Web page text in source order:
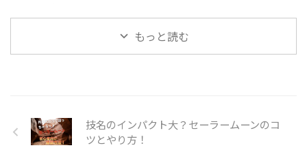
だき、誠にありがとうございま
す。 この度、川崎校のクラスを
生以上対象開講日（開講時間）：
日曜日（１４：１５〜１５：３
５）↓〈変更後〉アクロバットク
もっと読む
技名のインパクト大？セーラームーンのコ
ツとやり方！